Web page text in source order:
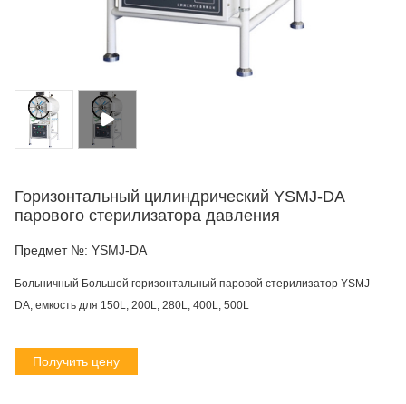
Горизонтальный цилиндрический YSMJ-DA
парового стерилизатора давления
Предмет №: YSMJ-DA
Больничный Большой горизонтальный паровой стерилизатор YSMJ-
DA, емкость для 150L, 200L, 280L, 400L, 500L
Получить цену